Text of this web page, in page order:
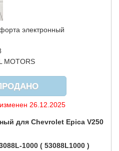
электронный
MOTORS
26.12.2025
для Chevrolet Epica V250
1000 ( 53088L1000 )